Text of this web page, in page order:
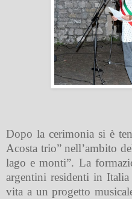
Dopo la cerimonia si è
Acosta trio” nell’ambito
lago e monti”. La
argentini residenti in
vita a un progetto